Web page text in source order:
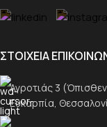
ΣΤΟΙΧΕΙΑ
Αγροτιάς 3
Ευκαρπία,